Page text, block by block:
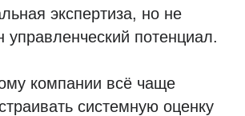
экспертиза, но не
потенциал.
компании всё чаще
системную оценку